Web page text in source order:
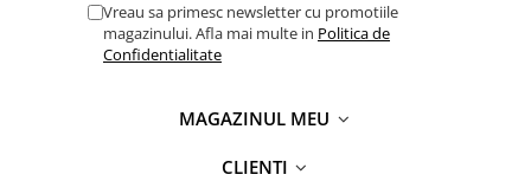
Vreau sa primesc newsletter cu promotiile
magazinului. Afla mai multe in Politica de
Confidentialitate
MAGAZINUL MEU
CLIENTI